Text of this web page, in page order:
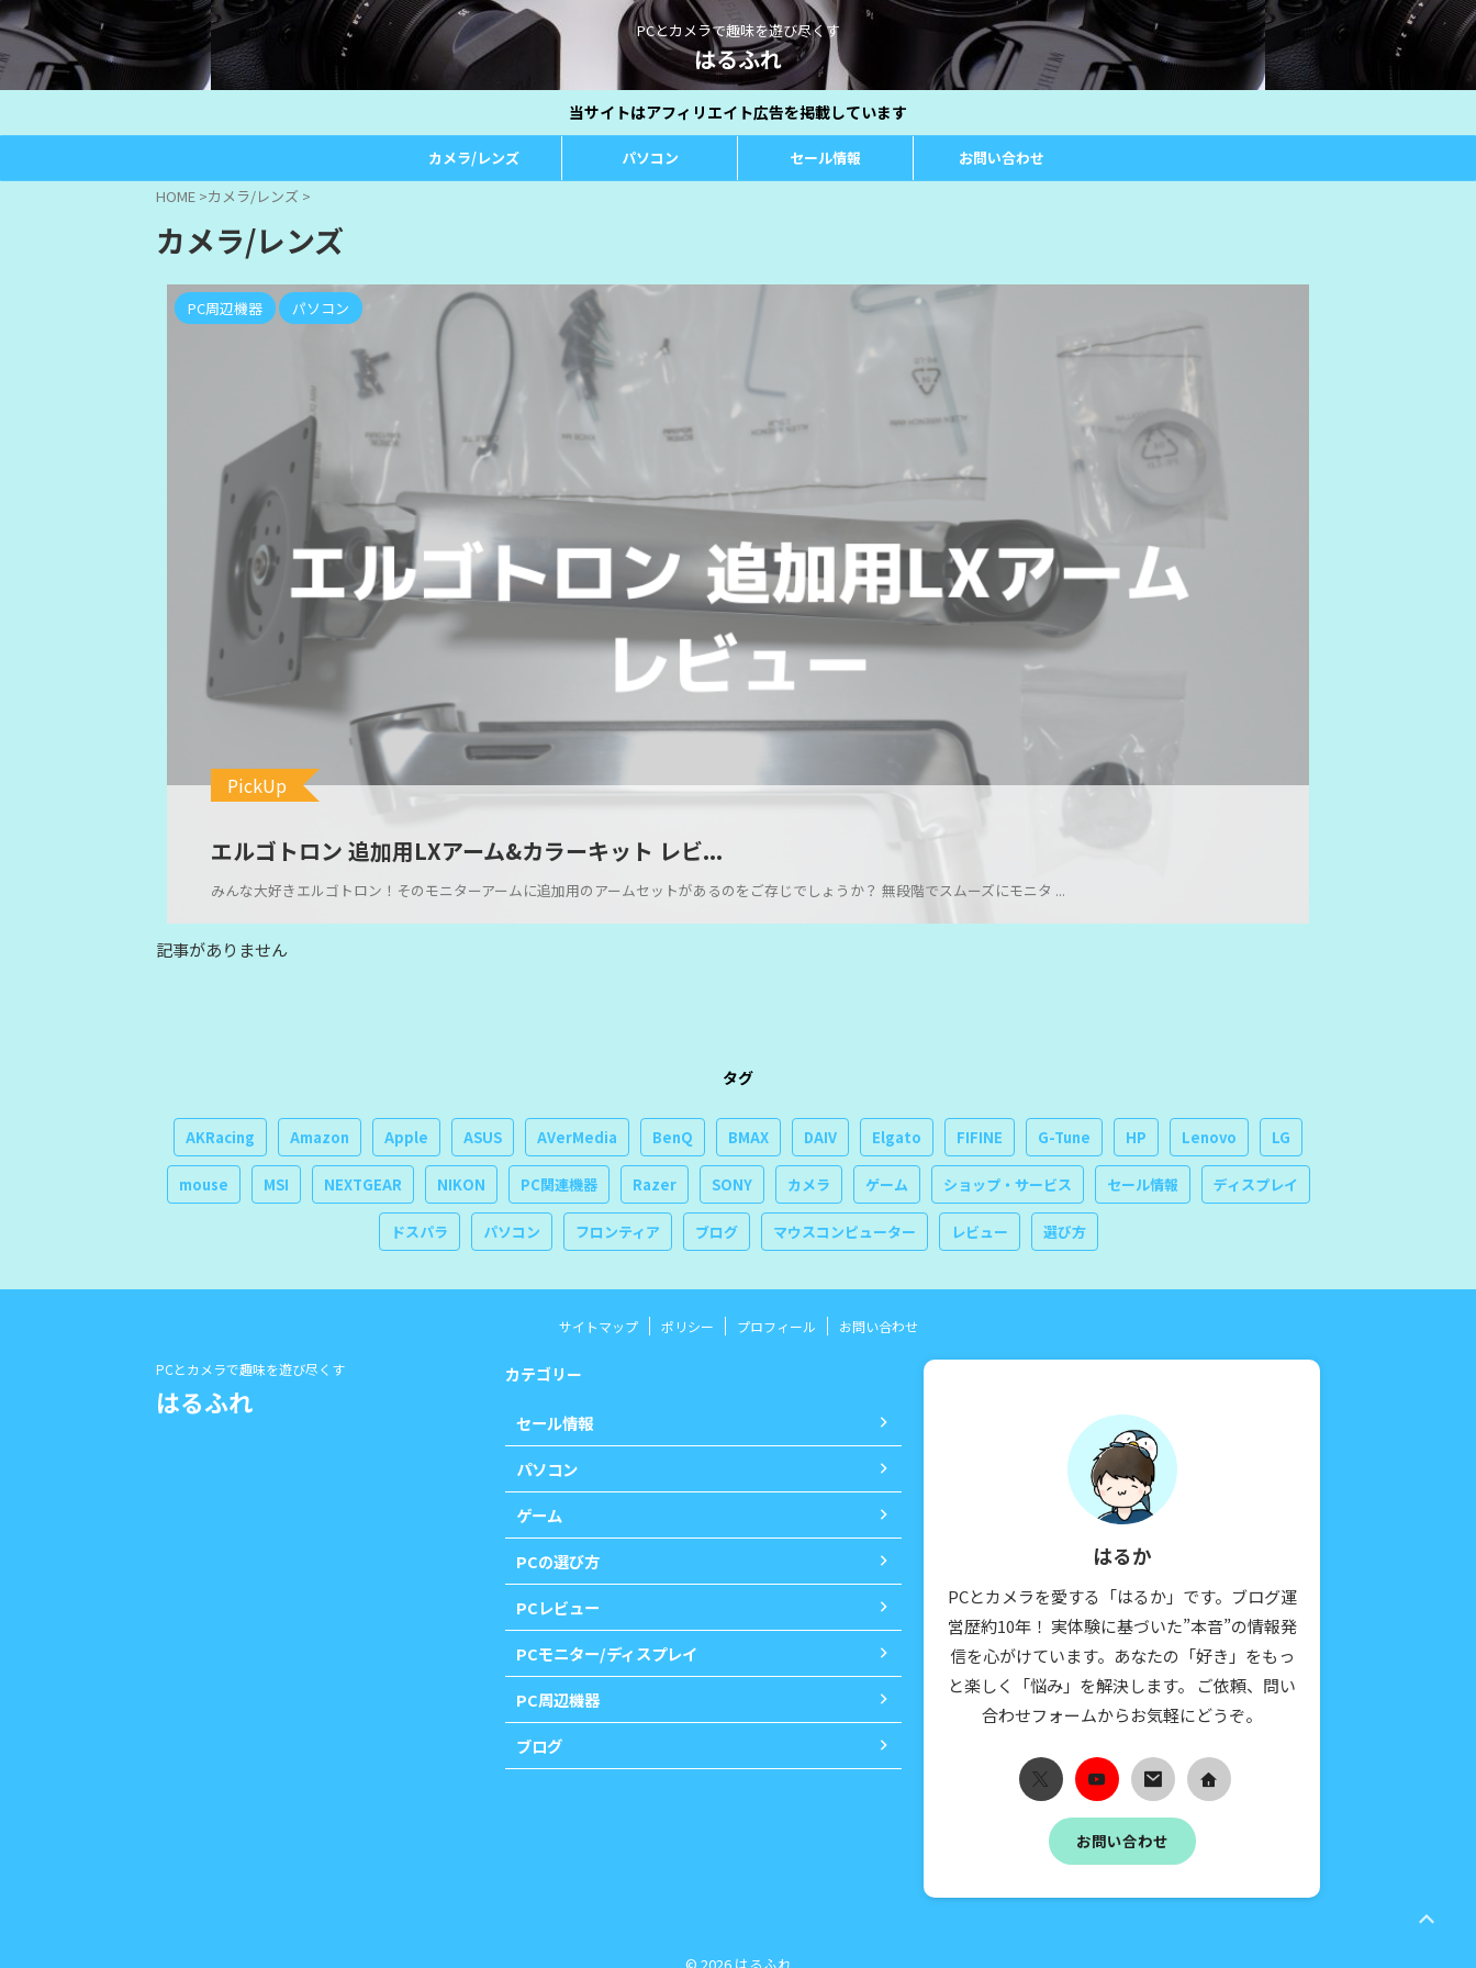
PCとカメラで趣味を遊び尽くす
はるふれ
当サイトはアフィリエイト広告を掲載しています
カメラ/レンズ パソコン セール情報
お問い合わせ
HOME >カメラ/レンズ >
カメラ/レンズ
PC周辺機器 パソコン
PickUp
エルゴトロン 追加用LXアーム&カラーキット レビ...
みんな大好きエルゴトロン！そのモニターアームに追加用のアームセットがあるのをご存じでしょうか？ 無段階でスムーズにモニタ ...
記事がありません
タグ
AKRacing Amazon Apple ASUS AVerMedia BenQ BMAX DAIV Elgato FIFINE G-Tune HP Lenovo LG
mouse MSI NEXTGEAR NIKON PC関連機器 Razer SONY カメラ ゲーム ショップ・サービス セール情報 ディスプレイ
ドスパラ パソコン フロンティア ブログ マウスコンピューター レビュー 選び方
サイトマップ ポリシー プロフィール お問い合わせ
カテゴリー
セール情報
パソコン
ゲーム
PCの選び方
PCレビュー
PCモニター/ディスプレイ
PC周辺機器
ブログ
はるか
PCとカメラを愛する「はるか」です。ブログ運
営歴約10年！ 実体験に基づいた”本音”の情報発
信を心がけています。あなたの「好き」をもっ
と楽しく「悩み」を解決します。 ご依頼、問い
合わせフォームからお気軽にどうぞ。
お問い合わせ
PCとカメラで趣味を遊び尽くす
はるふれ